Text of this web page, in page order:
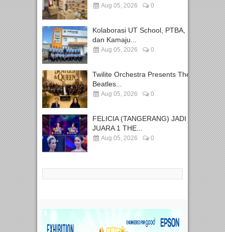
Aug 05, 2026 0
Kolaborasi UT School, PTBA,
dan Kamaju...
Aug 05, 2026 0
Twilite Orchestra Presents The
Beatles...
Aug 05, 2026 0
FELICIA (TANGERANG) JADI
JUARA 1 THE...
Aug 05, 2026 0